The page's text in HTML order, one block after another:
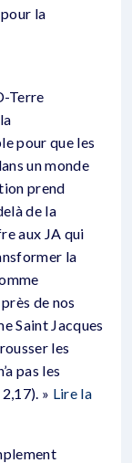
la
Terre
pour que les
un monde
prend
de la
aux JA qui
la
de nos
Saint Jacques
les
pas les
» Lire la